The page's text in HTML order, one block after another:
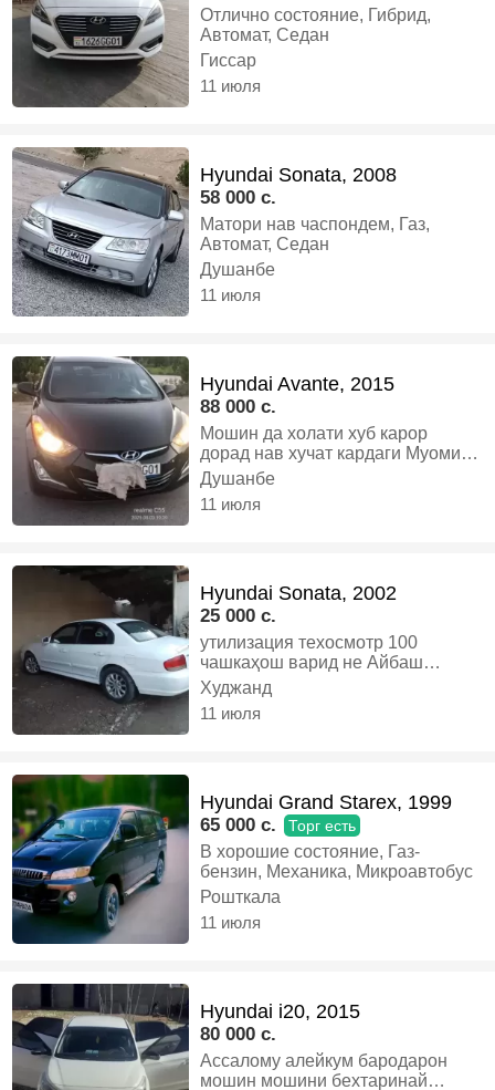
Отлично состояние, Гибрид,
Автомат, Седан
Гиссар
11 июля
Hyundai Sonata, 2008
58 000 c.
Матори нав часпондем, Газ,
Автомат, Седан
Душанбе
11 июля
Hyundai Avante, 2015
88 000 c.
Мошин да холати хуб карор
дорад нав хучат кардаги Муомила
мешавад Илтимос харидорои
канкретни занг занед, Бензин,
Автомат, Седан
Душанбе
11 июля
Hyundai Sonata, 2002
25 000 c.
утилизация техосмотр 100
чашкаҳош варид не Айбаш
рулевойяша ба салникаш
зададаги тарафи посажир
олишҳам мешавад, Газ, Автомат,
Худжанд
11 июля
Hyundai Grand Starex, 1999
65 000 c. Торг есть
В хорошие состояние, Газ-
бензин, Механика, Микроавтобус
Рошткала
11 июля
Hyundai i20, 2015
80 000 c.
Ассалому алейкум бародарон
мошин мошини бехтаринай